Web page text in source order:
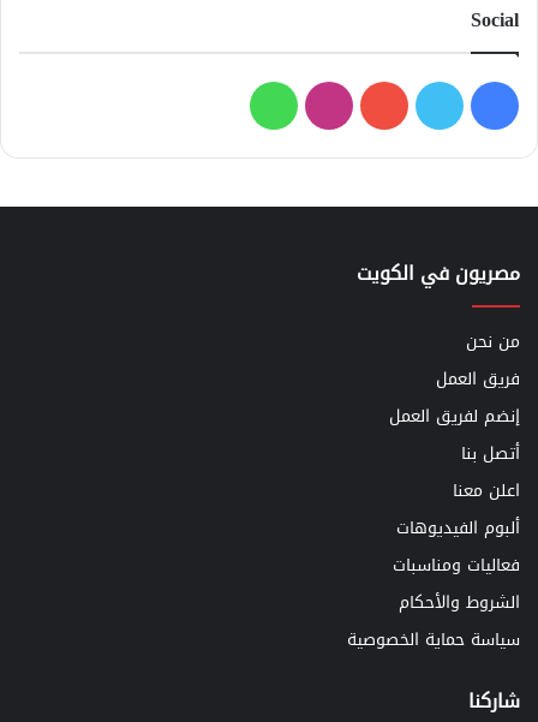
Social
فيسبوك
تويتر يوتيوبانستقرامواتساب
مصريون في الكويت
من نحن
فريق العمل
إنضم لفريق العمل
أتصل بنا
اعلن معنا
ألبوم الفيديوهات
فعاليات ومناسبات
الشروط والأحكام
سياسة حماية الخصوصية
شاركنا